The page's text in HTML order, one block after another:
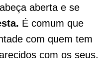
aberta e se
É comum que
com quem tem
com os seus.